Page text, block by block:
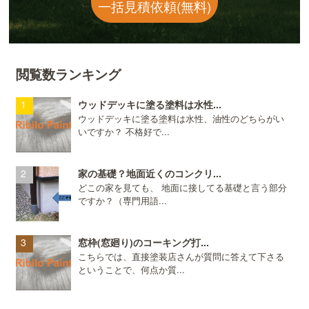
一括見積依頼(無料)
閲覧数ランキング
ウッドデッキに塗る塗料は水性...
ウッドデッキに塗る塗料は水性、油性のどちらがい
いですか？ 不格好で...
家の基礎？地面近くのコンクリ...
どこの家を見ても、 地面に接してる基礎と言う部分
ですか？（専門用語...
窓枠(窓廻り)のコーキング打...
こちらでは、直接塗装店さんが質問に答えて下さる
ということで、何点か質...